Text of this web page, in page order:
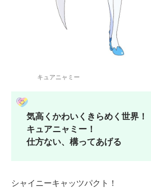
キュアニャミー
気高くかわいくきらめく世界！
キュアニャミー！
仕方ない、構ってあげる
シャイニーキャッツパクト！